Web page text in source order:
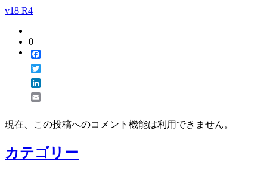
v18 R4
0
現在、この投稿へのコメント機能は利用できません。
カテゴリー